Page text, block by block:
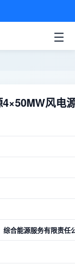
☰
风电
综合能源服务有限责任